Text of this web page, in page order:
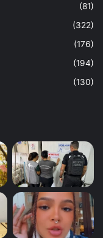
(81)
(322)
(176)
(194)
(130)